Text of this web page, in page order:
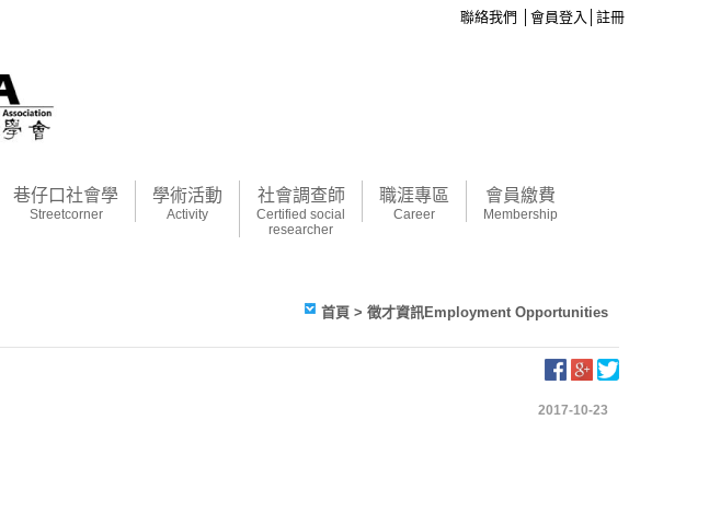
聯絡我們 會員登入 註冊
巷仔口社會學
Streetcorner
學術活動
Activity
社會調查師
Certified social
researcher
職涯專區
Career
會員繳費
Membership
首頁 > 徵才資訊Employment Opportunities
2017-10-23